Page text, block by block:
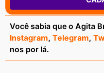
Você sabia que o Agita
Instagram, Telegram,
nos por lá.